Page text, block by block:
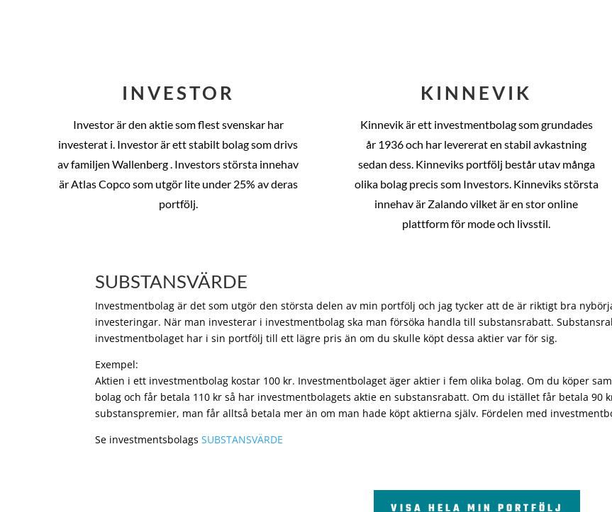
INVESTOR
Investor är den aktie som flest svenskar har
investerat i. Investor är ett stabilt bolag som drivs
av familjen Wallenberg . Investors största innehav
är Atlas Copco som utgör lite under 25% av deras
portfölj.
KINNEVIK
Kinnevik är ett investmentbolag som grundades
år 1936 och har levererat en stabil avkastning
sedan dess. Kinneviks portfölj består utav många
olika bolag precis som Investors. Kinneviks största
innehav är Zalando vilket är en stor online
plattform för mode och livsstil.
SUBSTANSVÄRDE
Investmentbolag är det som utgör den största delen av min portfölj och jag tycker att de är riktigt bra
investeringar. När man investerar i investmentbolag ska man försöka handla till substansrabatt.
investmentbolaget har i sin portfölj till ett lägre pris än om du skulle köpt dessa aktier var för sig.
Exempel:
Aktien i ett investmentbolag kostar 100 kr. Investmentbolaget äger aktier i fem olika bolag. Om du köper
bolag och får betala 110 kr så har investmentbolagets aktie en substansrabatt. Om du istället får betala 90
substanspremier, man får alltså betala mer än om man hade köpt aktierna själv. Fördelen med
Se investmentsbolagsSUBSTANSVÄRDE
VISA HELA MIN PORTFÖLJ